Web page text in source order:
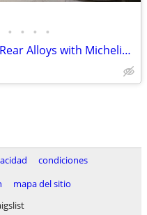
• • • •
Ferrari Vossen 21" Front /22" Rear Alloys with Michelin Pilot Sport 4
condiciones
mapa del sitio